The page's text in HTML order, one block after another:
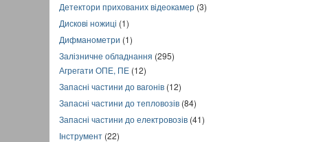
Детектори прихованих відеокамер (3)
Дискові ножиці (1)
Дифманометри (1)
Залізничне обладнання (295)
Агрегати ОПЕ, ПЕ (12)
Запасні частини до вагонів (12)
Запасні частини до тепловозів (84)
Запасні частини до електровозів (41)
Інструмент (22)